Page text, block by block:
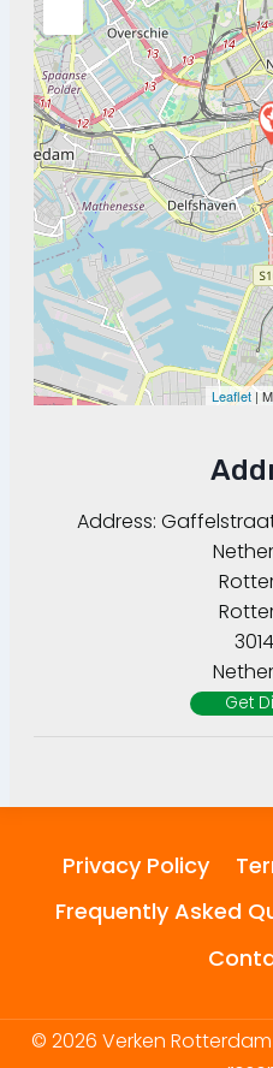
Leaflet |
Address: Gaffelstraat
Get
Privacy Policy
Frequently Asked
© 2026 Verken